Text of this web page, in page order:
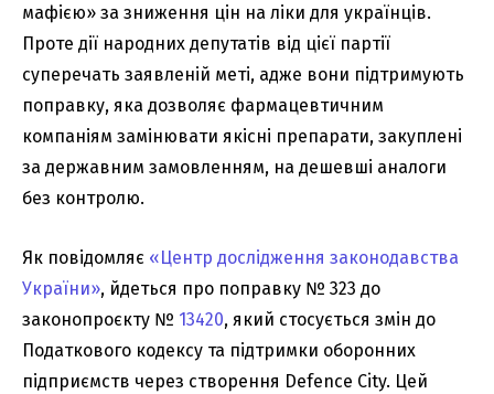
мафією» за зниження цін на ліки для українців.
Проте дії народних депутатів від цієї партії
суперечать заявленій меті, адже вони підтримують
поправку, яка дозволяє фармацевтичним
компаніям замінювати якісні препарати, закуплені
за державним замовленням, на дешевші аналоги
без контролю.
Як повідомляє «Центр дослідження законодавства
України», йдеться про поправку № 323 до
законопроєкту № 13420, який стосується змін до
Податкового кодексу та підтримки оборонних
підприємств через створення Defence City. Цей